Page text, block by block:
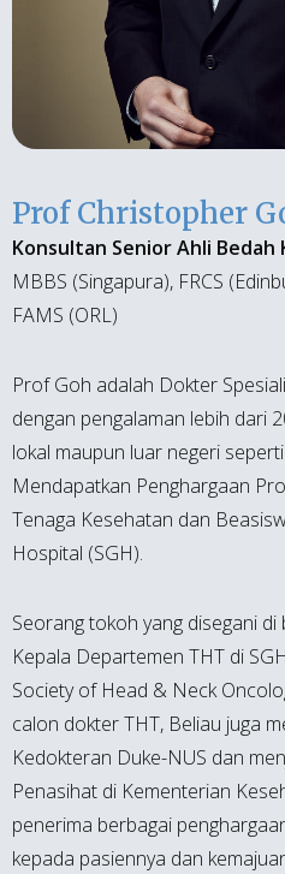
Prof Christopher
Konsultan Senior Ahli Bedah
MBBS (Singapura), FRCS
FAMS (ORL)
Prof Goh adalah Dokter
dengan pengalaman lebih dari
lokal maupun luar negeri
Mendapatkan Penghargaan
Tenaga Kesehatan dan
Hospital (SGH).
Seorang tokoh yang disegani
Kepala Departemen THT di
Society of Head & Neck
calon dokter THT, Beliau juga
Kedokteran Duke-NUS dan
Penasihat di Kementerian
penerima berbagai
kepada pasiennya dan